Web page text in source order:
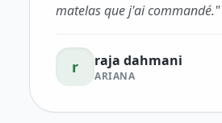
matelas que j'ai commandé."
raja dahmani
ARIANA